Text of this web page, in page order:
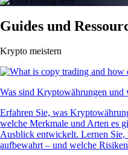
Guides und
Krypto meistern
Was sind Kryptowährungen und
Erfahren Sie, was
welche Merkmale und Arten es
Ausblick entwickelt. Lernen Sie,
aufbewahrt – und welche